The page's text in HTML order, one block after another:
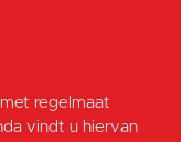
regelmaat
vindt u hiervan